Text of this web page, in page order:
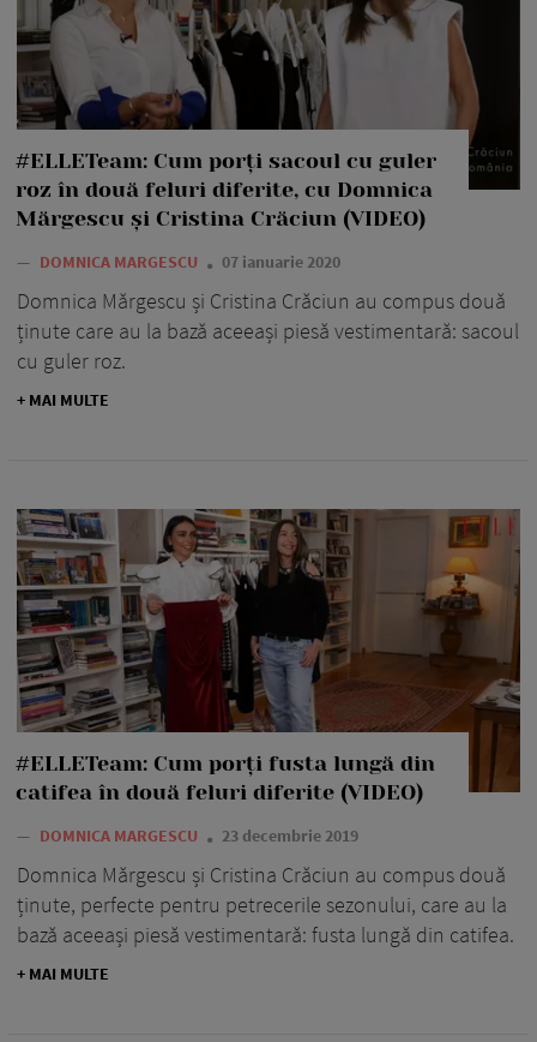
#ELLETeam: Cum porți sacoul cu guler
roz în două feluri diferite, cu Domnica
Mărgescu și Cristina Crăciun (VIDEO)
— DOMNICA MARGESCU 07 ianuarie 2020
Domnica Mărgescu și Cristina Crăciun au compus două
ținute care au la bază aceeași piesă vestimentară: sacoul
cu guler roz.
+ MAI MULTE
#ELLETeam: Cum porți fusta lungă din
catifea în două feluri diferite (VIDEO)
— DOMNICA MARGESCU 23 decembrie 2019
Domnica Mărgescu și Cristina Crăciun au compus două
ținute, perfecte pentru petrecerile sezonului, care au la
bază aceeași piesă vestimentară: fusta lungă din catifea.
+ MAI MULTE